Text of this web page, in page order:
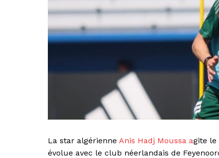
La star algérienne Anis Hadj Moussa agite le
évolue avec le club néerlandais de